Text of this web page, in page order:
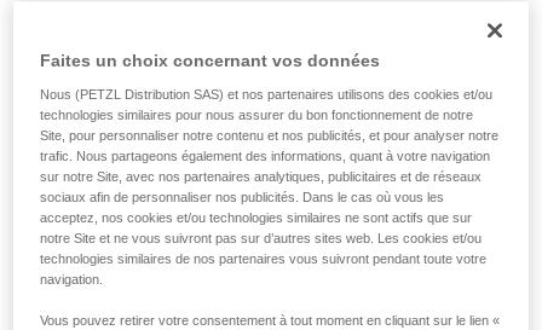
Faites un choix concernant vos données
Nous (PETZL Distribution SAS) et nos partenaires utilisons des cookies et/ou
technologies similaires pour nous assurer du bon fonctionnement de notre
Site, pour personnaliser notre contenu et nos publicités, et pour analyser notre
trafic. Nous partageons également des informations, quant à votre navigation
sur notre Site, avec nos partenaires analytiques, publicitaires et de réseaux
sociaux afin de personnaliser nos publicités. Dans le cas où vous les
acceptez, nos cookies et/ou technologies similaires ne sont actifs que sur
notre Site et ne vous suivront pas sur d’autres sites web. Les cookies et/ou
technologies similaires de nos partenaires vous suivront pendant toute votre
navigation.
Vous pouvez retirer votre consentement à tout moment en cliquant sur le lien «